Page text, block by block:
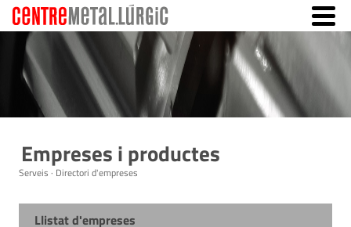
Empreses i productes
Serveis · Directori d'empreses
Llistat d'empreses